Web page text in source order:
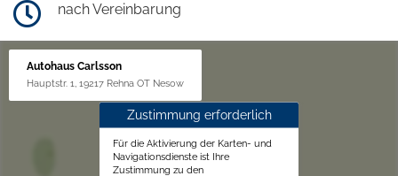
nach Vereinbarung
Autohaus Carlsson
Hauptstr. 1, 19217 Rehna OT Nesow
Zustimmung erforderlich
Für die Aktivierung der Karten- und
Navigationsdienste ist Ihre
Zustimmung zu den